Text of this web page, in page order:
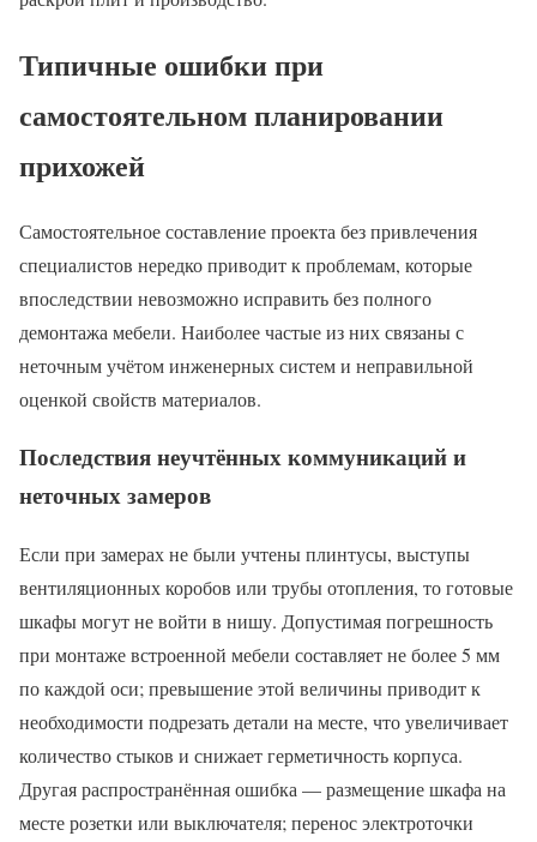
Типичные ошибки при
самостоятельном планировании
прихожей
Самостоятельное составление проекта без привлечения
специалистов нередко приводит к проблемам, которые
впоследствии невозможно исправить без полного
демонтажа мебели. Наиболее частые из них связаны с
неточным учётом инженерных систем и неправильной
оценкой свойств материалов.
Последствия неучтённых коммуникаций и
неточных замеров
Если при замерах не были учтены плинтусы, выступы
вентиляционных коробов или трубы отопления, то готовые
шкафы могут не войти в нишу. Допустимая погрешность
при монтаже встроенной мебели составляет не более 5 мм
по каждой оси; превышение этой величины приводит к
необходимости подрезать детали на месте, что увеличивает
количество стыков и снижает герметичность корпуса.
Другая распространённая ошибка — размещение шкафа на
месте розетки или выключателя; перенос электроточки